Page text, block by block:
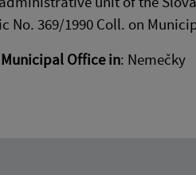
No. 369/1990 Coll. on
Office in: Nemečky